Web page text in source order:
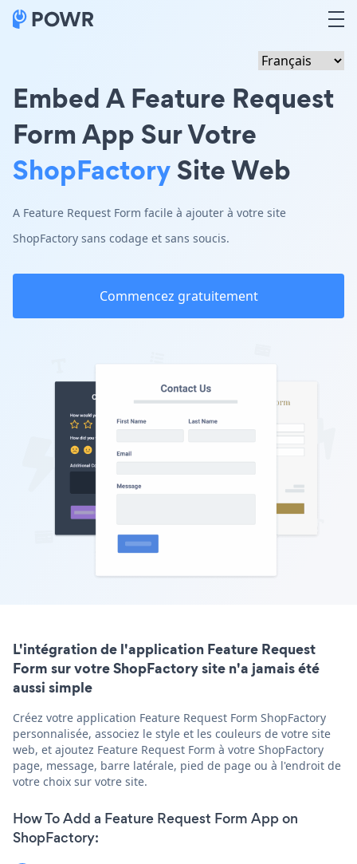
Embed A Feature Request
Form App Sur Votre
ShopFactorySite Web
A Feature Request Form facile à ajouter à votre site
ShopFactory sans codage et sans soucis.
Commencez gratuitement
L'intégration de l'application Feature Request
Form sur votre ShopFactory site n'a jamais été
aussi simple
Créez votre application Feature Request Form ShopFactory
personnalisée, associez le style et les couleurs de votre site
web, et ajoutez Feature Request Form à votre ShopFactory
page, message, barre latérale, pied de page ou à l'endroit de
votre choix sur votre site.
How To Add a Feature Request Form App on
ShopFactory: